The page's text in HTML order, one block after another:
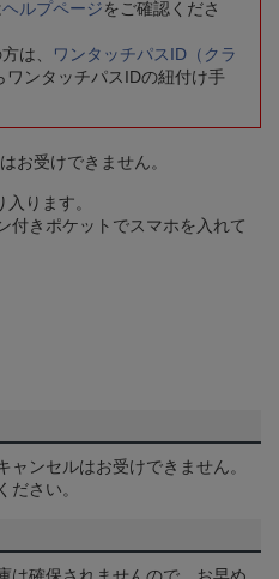
ヘルプページをご確認くださ
は、
ワンタッチパスID（クラ
ワンタッチパスIDの紐付け手
お受けできません。
ります。
付きポケットでスマホを入れて
ンセルはお受けできません。
ださい。